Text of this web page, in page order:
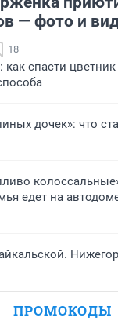
— фото и
18
как спасти
дочек»: что
едет на
ПРОМОКОДЫ